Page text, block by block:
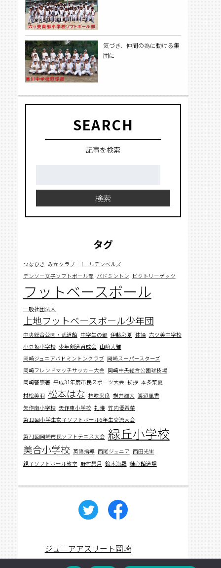
気づき、仲間の為に動ける集
団に
SEARCH
記事を検索
検索
タグ
つなひき みかクラブ ゴールデンベルズ
デンソー女子ソフトボール部 バドミントン ビクトリーゲッツ
フットベースボール
一般社団法人
上地フットベースボール少年団
中央総合公園・武道館 中学生の部 伊藤彩夏 体操 六ツ美中学校
小豆坂小学校 少年剣道育成会 山﨑大雅
岡崎ジュニアバドミントンクラブ 岡崎スーパースターズ
岡崎フレンドマッチサッカー大会 岡崎中央総合公園球技場
岡崎警察署 平成31年度市民スポーツ大会 挨拶 本多菜夏
村松美羽 松本はな 林咲来良 横井雄大 渡辺風香
矢作南小学校 矢作東小学校 礼儀 竹内優希菜
第12回小学生女子ソフトボール6年生交流大会
第71回岡崎市民ソフトテニス大会 緑丘小学校
美合小学校 英語指導 西尾ジュニア 西田光里
親子ソフトボール教室 野村碧月 鈴木海羅 錬心館道場
ジュニアアスリート岡崎